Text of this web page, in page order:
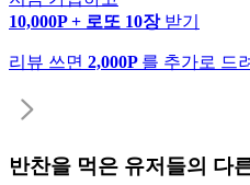
10,000P + 로또 10장 받기
리뷰 쓰면 2,000P 를 추가로 드
반찬을 먹은 유저들의 다